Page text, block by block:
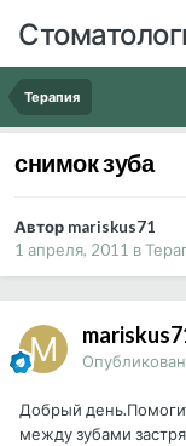
Терапия
снимок зуба
Автор mariskus71
1 апреля, 2011 в
Добрый
между зубами